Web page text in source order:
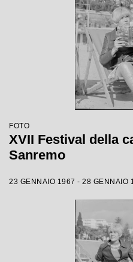
FOTO
XVII Festival della
Sanremo
23 GENNAIO 1967 - 28 GENNAIO